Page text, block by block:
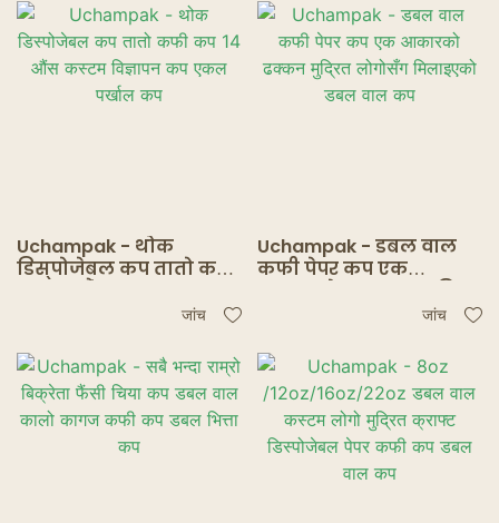
Uchampak - थोक
डिस्पोजेबल कप तातो कफी
विज्ञापन कप एकलजांच
Uchampak - डबल वाल
कफी पेपर कप एक
लोगोसँग मिलाइएको डबल
जांच